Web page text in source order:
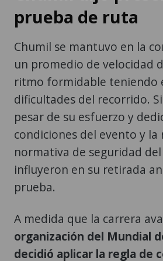
prueba de ruta
Chumil se mantuvo en la
un promedio de velocidad
ritmo formidable teniendo
dificultades del recorrido.
pesar de su esfuerzo y
condiciones del evento y la
normativa de seguridad
influyeron en su retirada
prueba.
A medida que la carrera
organización del Mundial
decidió aplicar la regla de